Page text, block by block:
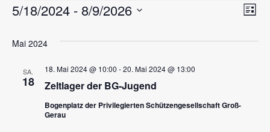
A
n
i
V
Liste
5/18/2024 - 8/9/2026
wählen.
Mai 2024
SA.
18 Zeltlager der BG-Jugend
18. Mai 2024 @ 10:00 -20. Mai 2024 @ 13:00
Bogenplatz der Privilegierten Schützengesellschaft Groß-
Gerau